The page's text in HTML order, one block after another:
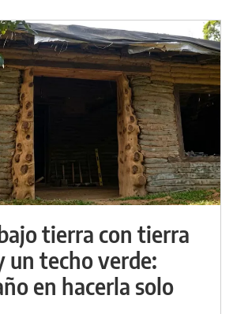
tierra con tierra
un techo verde:
en hacerla solo